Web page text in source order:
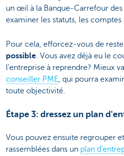
un œil à la Banque-Carrefour
examiner les statuts, les comptes
Pour cela, efforcez-vous de
possible. Vous avez déjà eu le
l'entreprise à reprendre? Mieux
conseiller PME, qui pourra
toute objectivité.
Étape 3: dressez un plan
Vous pouvez ensuite regrouper
rassemblées dans un plan